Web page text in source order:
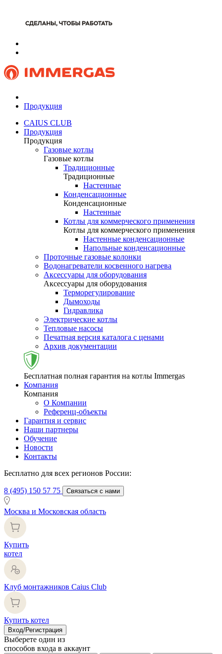
Продукция
CAIUS CLUB
Продукция
Продукция
Газовые котлы
Газовые котлы
Традиционные
Традиционные
Настенные
Конденсационные
Конденсационные
Настенные
Котлы для коммерческого применения
Котлы для коммерческого применения
Настенные конденсационные
Напольные конденсационные
Проточные газовые колонки
Водонагреватели косвенного нагрева
Аксессуары для оборудования
Аксессуары для оборудования
Терморегулирование
Дымоходы
Гидравлика
Электрические котлы
Тепловые насосы
Печатная версия каталога с ценами
Архив документации
Бесплатная полная гарантия на котлы Immergas
Компания
Компания
О Компании
Референц-объекты
Гарантия и сервис
Наши партнеры
Обучение
Новости
Контакты
Бесплатно для всех регионов России:
8 (495) 150 57 75 Связаться с нами
Москва и Московская область
Купить
котел
Клуб монтажников Caius Club
Купить котел
Вход/Регистрация
Выберете один из
способов входа в аккаунт